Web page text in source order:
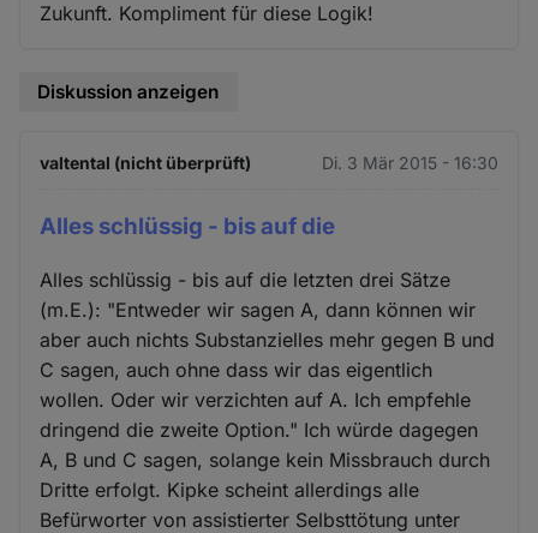
Zukunft. Kompliment für diese Logik!
Diskussion anzeigen
valtental (nicht überprüft) Di. 3 Mär 2015 - 16:30
Alles schlüssig - bis auf die
Alles schlüssig - bis auf die letzten drei Sätze
(m.E.): "Entweder wir sagen A, dann können wir
aber auch nichts Substanzielles mehr gegen B und
C sagen, auch ohne dass wir das eigentlich
wollen. Oder wir verzichten auf A. Ich empfehle
dringend die zweite Option." Ich würde dagegen
A, B und C sagen, solange kein Missbrauch durch
Dritte erfolgt. Kipke scheint allerdings alle
Befürworter von assistierter Selbsttötung unter